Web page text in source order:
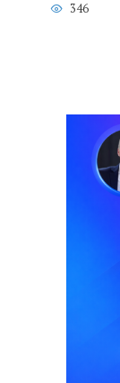
346